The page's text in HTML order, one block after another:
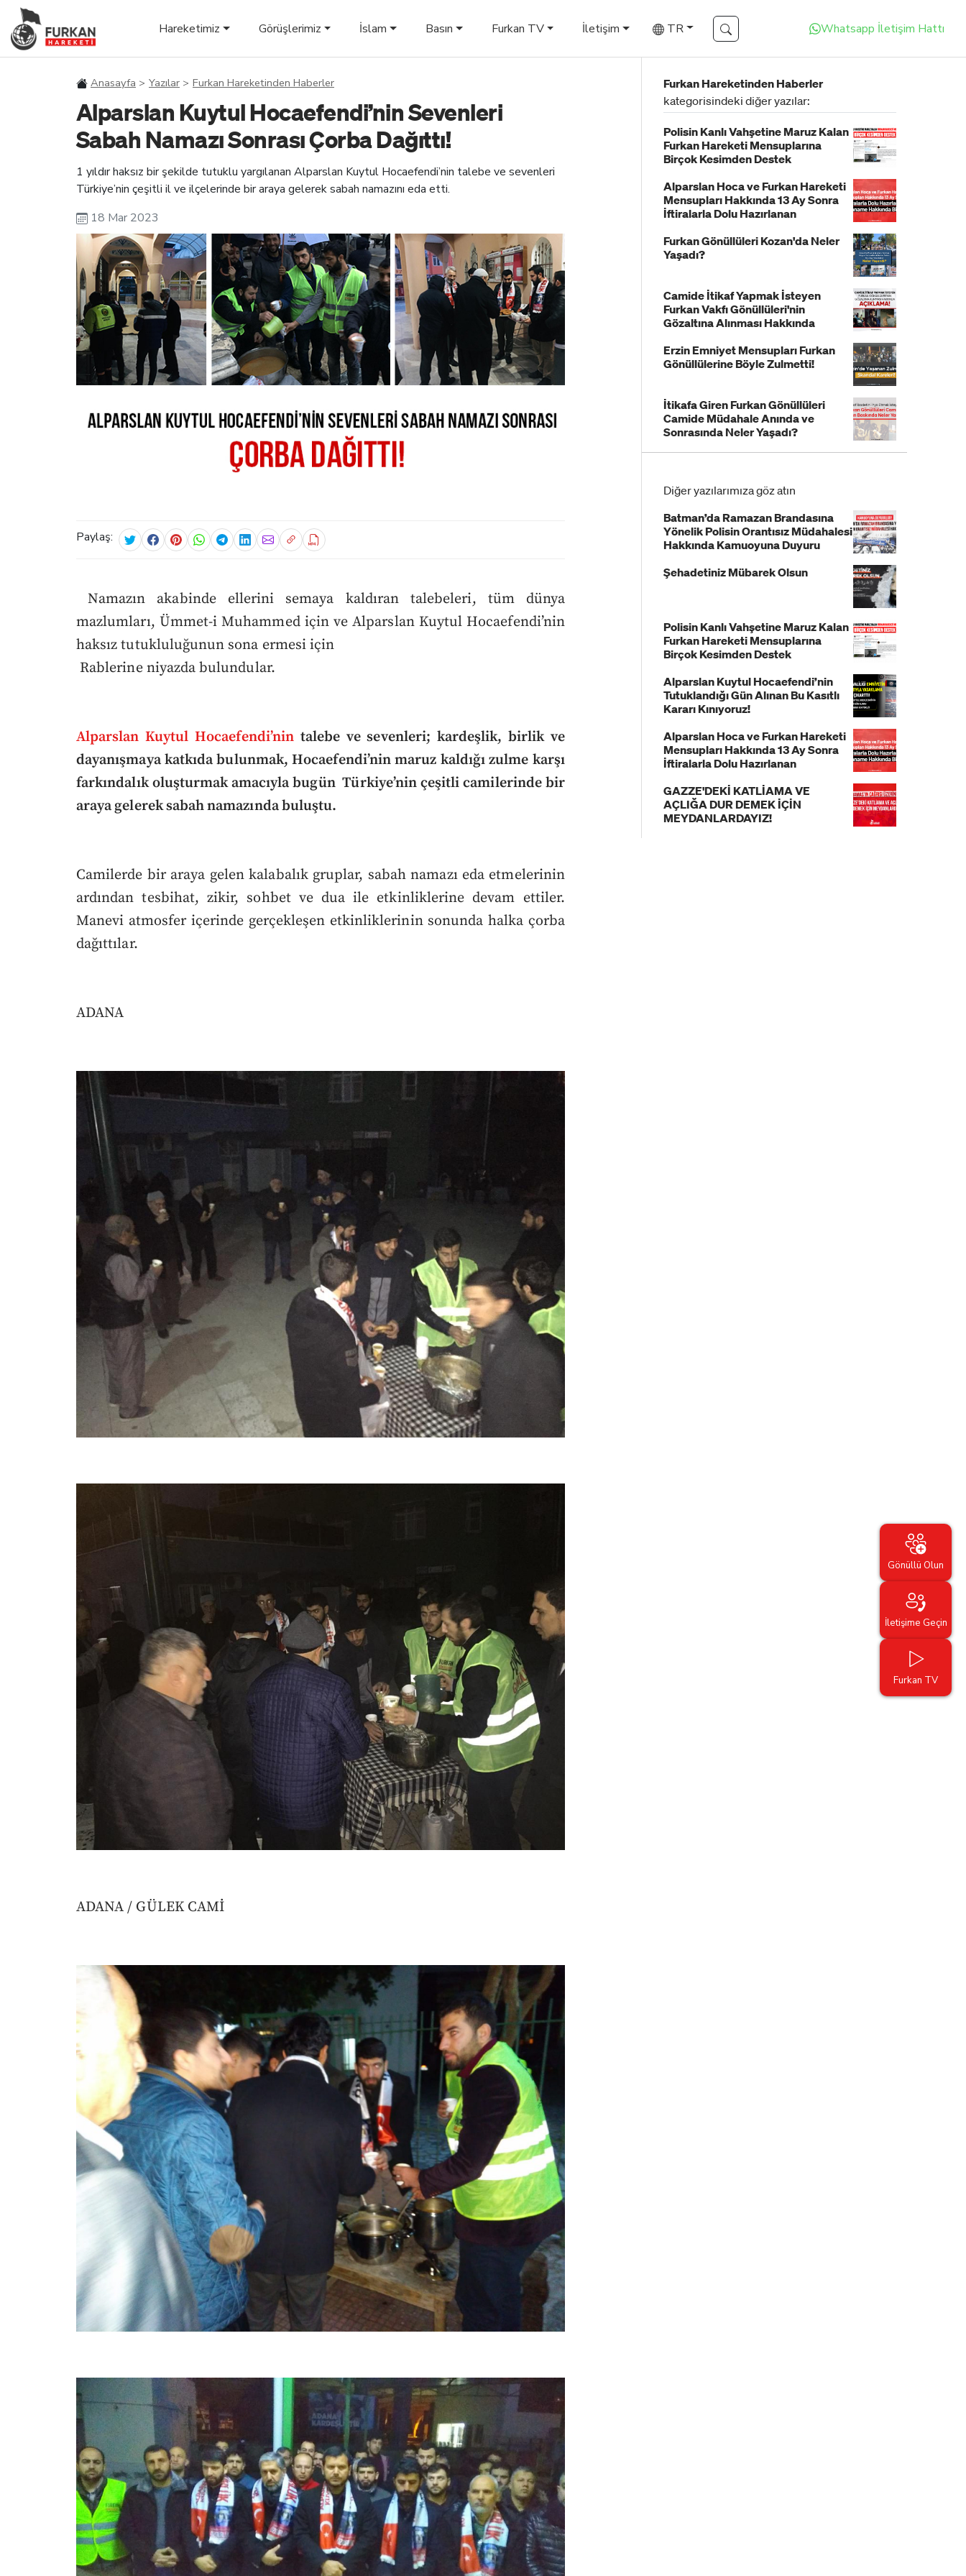
Hareketimiz Görüşlerimiz İslam Basın Furkan TV İletişim TR Whatsapp İletişim Hattı
Anasayfa Yazılar Furkan Hareketinden Haberler
Alparslan Kuytul Hocaefendi’nin Sevenleri
Sabah Namazı Sonrası Çorba Dağıttı!
1 yıldır haksız bir şekilde tutuklu yargılanan Alparslan Kuytul Hocaefendi’nin talebe ve sevenleri
Türkiye’nin çeşitli il ve ilçelerinde bir araya gelerek sabah namazını eda etti.
18 Mar 2023
Paylaş:
Namazın akabinde ellerini semaya kaldıran talebeleri, tüm dünya
mazlumları, Ümmet-i Muhammed için ve Alparslan Kuytul Hocaefendi’nin
haksız tutukluluğunun sona ermesi için
Rablerine niyazda bulundular.
Alparslan Kuytul Hocaefendi’nin talebe ve sevenleri; kardeşlik, birlik ve
dayanışmaya katkıda bulunmak, Hocaefendi’nin maruz kaldığı zulme karşı
farkındalık oluşturmak amacıyla bugün Türkiye’nin çeşitli camilerinde bir
araya gelerek sabah namazında buluştu.
Camilerde bir araya gelen kalabalık gruplar, sabah namazı eda etmelerinin
ardından tesbihat, zikir, sohbet ve dua ile etkinliklerine devam ettiler.
Manevi atmosfer içerinde gerçekleşen etkinliklerinin sonunda halka çorba
dağıttılar.
ADANA
ADANA / GÜLEK CAMİ
Furkan Hareketinden Haberler
kategorisindeki diğer yazılar:
Polisin Kanlı Vahşetine Maruz Kalan
Furkan Hareketi Mensuplarına
Birçok Kesimden Destek
Alparslan Hoca ve Furkan Hareketi
Mensupları Hakkında 13 Ay Sonra
İftiralarla Dolu Hazırlanan
Furkan Gönüllüleri Kozan'da Neler
Yaşadı?
Camide İtikaf Yapmak İsteyen
Furkan Vakfı Gönüllüleri'nin
Gözaltına Alınması Hakkında
Erzin Emniyet Mensupları Furkan
Gönüllülerine Böyle Zulmetti!
İtikafa Giren Furkan Gönüllüleri
Camide Müdahale Anında ve
Sonrasında Neler Yaşadı?
Diğer yazılarımıza göz atın
Batman’da Ramazan Brandasına
Yönelik Polisin Orantısız Müdahalesi
Hakkında Kamuoyuna Duyuru
Şehadetiniz Mübarek Olsun
Polisin Kanlı Vahşetine Maruz Kalan
Furkan Hareketi Mensuplarına
Birçok Kesimden Destek
Alparslan Kuytul Hocaefendi’nin
Tutuklandığı Gün Alınan Bu Kasıtlı
Kararı Kınıyoruz!
Alparslan Hoca ve Furkan Hareketi
Mensupları Hakkında 13 Ay Sonra
İftiralarla Dolu Hazırlanan
GAZZE'DEKİ KATLİAMA VE
AÇLIĞA DUR DEMEK İÇİN
MEYDANLARDAYIZ!
Gönüllü Olun
İletişime Geçin
Furkan TV